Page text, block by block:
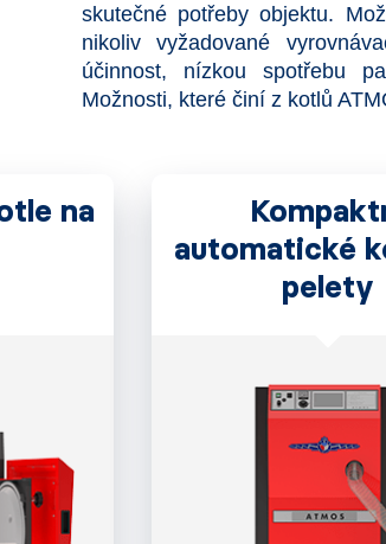
skutečné potřeby objektu.
nikoliv vyžadované
účinnost, nízkou spotřebu
Možnosti, které činí z kotlů
na
automatické
pelety